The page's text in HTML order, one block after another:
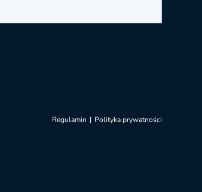
Regulamin Polityka prywatności